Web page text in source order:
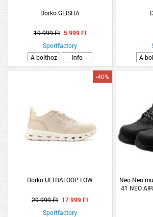
Dorko GEISHA
19 999 Ft 5 999 Ft
Sportfactory
A bolthoz
Info
A
Dorko ULTRALOOP LOW
-40%
29 999 Ft 17 999 Ft
Sportfactory
Neo Neo
41 NEO